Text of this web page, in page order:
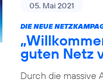
05. Mai 2021
DIE NEUE
guten Netz
Durch die massive